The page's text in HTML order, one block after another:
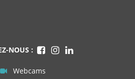
NOUS :
Webcams